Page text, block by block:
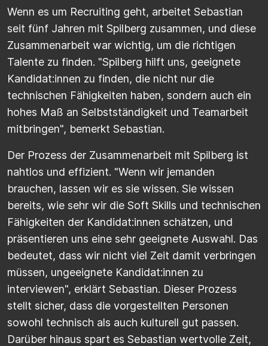
Wenn es um Recruiting geht, arbeitet Sebastian
seit fünf Jahren mit Spilberg zusammen, und diese
Zusammenarbeit war wichtig, um die richtigen
Talente zu finden. "Spilberg hilft uns, geeignete
Kandidat:innen zu finden, die nicht nur die
technischen Fähigkeiten haben, sondern auch ein
hohes Maß an Selbstständigkeit und Teamarbeit
mitbringen", bemerkt Sebastian.
Der Prozess der Zusammenarbeit mit Spilberg ist
nahtlos und effizient. "Wenn wir jemanden
brauchen, lassen wir es sie wissen. Sie wissen
bereits, wie sehr wir die Soft Skills und technischen
Fähigkeiten der Kandidat:innen schätzen, und
präsentieren uns eine sehr geeignete Auswahl. Das
bedeutet, dass wir nicht viel Zeit damit verbringen
müssen, ungeeignete Kandidat:innen zu
interviewen", erklärt Sebastian. Dieser Prozess
stellt sicher, dass die vorgestellten Personen
sowohl technisch als auch kulturell gut passen.
Darüber hinaus spart es Sebastian wertvolle Zeit,